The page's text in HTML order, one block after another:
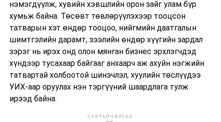
нэмэгдүүлж, хувийн хэвшлийн орон зайг улам бүр
хумьж байна. Төсөвт төвлөрүүлэхээр тооцсон
татварын хэт өндөр тооцоо, нийгмийн даатгалын
шимтгэлийн дарамт, зээлийн өндөр хүүгийн зардал
зэрэг нь ирэх онд олон мянган бизнес эрхлэгчдэд
хүндээр тусахаар байгааг анхаарч аж ахуйн нэгжийн
татвартай холбоотой шинэчлэл, хуулийн төслүүдээ
УИХ-аар оруулах нэн тэргүүний шаардлага тулж
ирээд байна.
СУРТАЛЧИЛГАА